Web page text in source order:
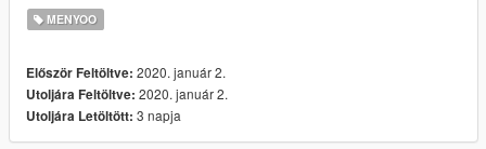
Bugs: Spawn location is in front of the Cult's gate because of to
load the music, so you need to get inside from the left corner.
Note: Altruists don't attack Trevor, so switch into him or in
Trainer switch "Peds ignore Player".
MENYOO
Először Feltöltve: 2020. január 2.
Utoljára Feltöltve: 2020. január 2.
Utoljára Letöltött: 3 napja